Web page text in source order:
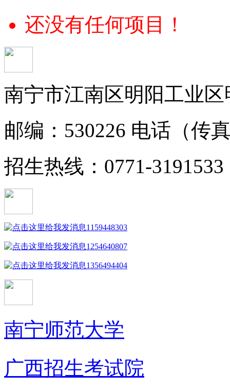
还没有任何项目！
南宁市江南区明阳工业
邮编：530226 电话（传
招生热线：0771-
1159448303
1254640807
1356494404
南宁师范大学
广西招生考试院